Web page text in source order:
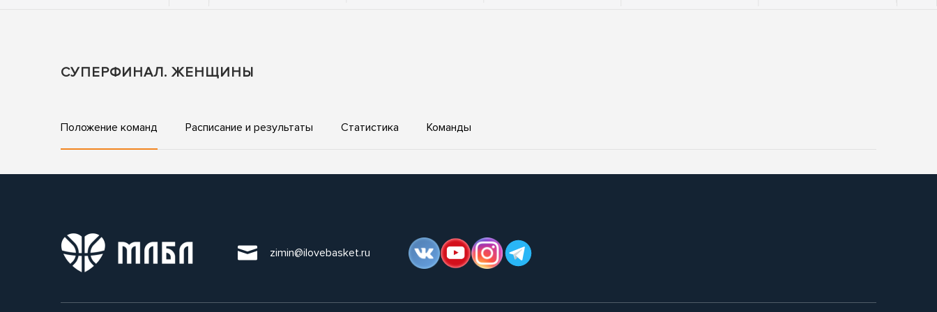
СУПЕРФИНАЛ. ЖЕНЩИНЫ
Положение команд Расписание и результаты Статистика Команды
zimin@ilovebasket.ru